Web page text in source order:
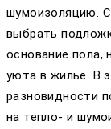
шумоизоляцию.
выбрать
основание пола,
уюта в жилье. В
разновидности
на тепло- и